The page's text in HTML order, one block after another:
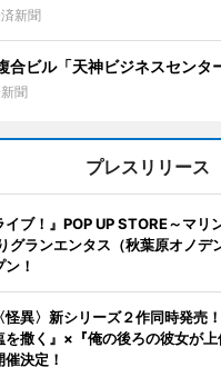
新聞
合ビル「天神ビジネスセンタ
聞
プレスリリース
イブ！』POP UP STORE～マリ
グランエンタス（秋葉原オノデ
！
怪異〉新シリーズ２作同時発売
を撒く』×『俺の後ろの彼女が
決定！